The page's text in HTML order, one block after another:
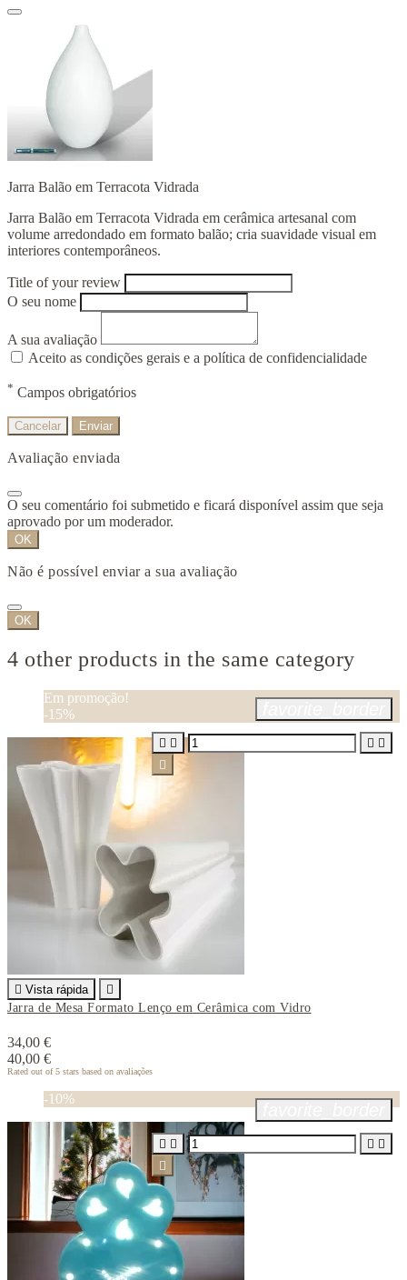
Jarra Balão em Terracota Vidrada
Jarra Balão em Terracota Vidrada em cerâmica artesanal com
volume arredondado em formato balão; cria suavidade visual em
interiores contemporâneos.
Title of your review
O seu nome
A sua avaliação
Aceito as condições gerais e a política de confidencialidade
* Campos obrigatórios
Cancelar Enviar
Avaliação enviada
O seu comentário foi submetido e ficará disponível assim que seja
aprovado por um moderador.
OK
Não é possível enviar a sua avaliação
OK
4 other products in the same category
Em promoção!
-15%
 Vista rápida

Jarra de Mesa Formato Lenço em Cerâmica com Vidro
34,00 €
40,00 €
Rated out of 5 stars based on avaliações
   

-10%
   
